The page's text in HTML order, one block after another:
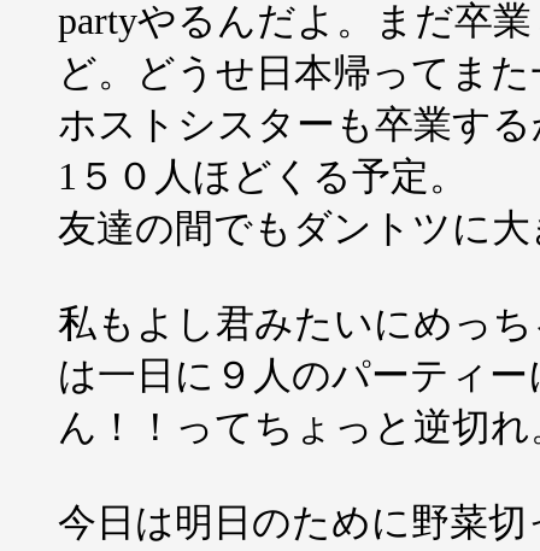
partyやるんだよ。まだ卒
ど。どうせ日本帰ってま
ホストシスターも卒業す
1５０人ほどくる予定。
友達の間でもダントツに
私もよし君みたいにめっ
は一日に９人のパーティ
ん！！ってちょっと逆切れ
今日は明日のために野菜